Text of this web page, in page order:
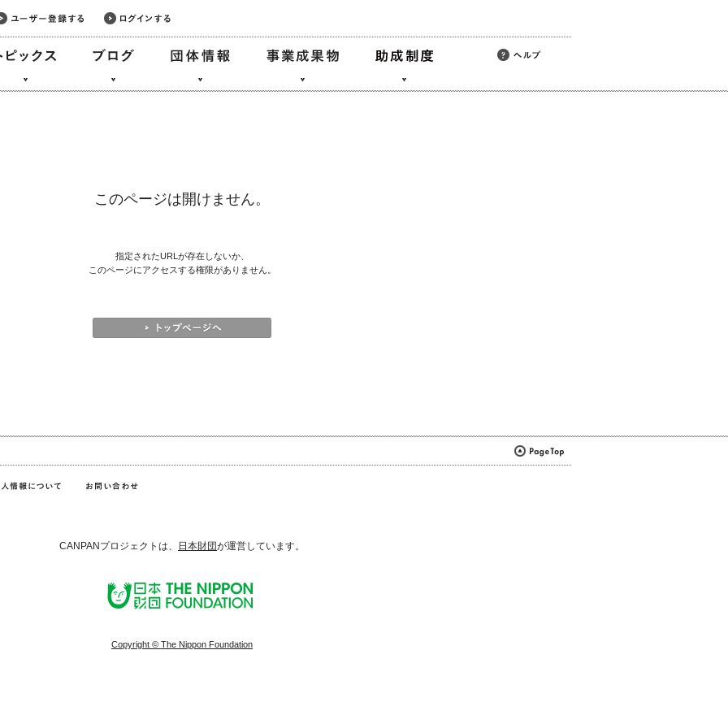
このページは開けません。
指定されたURLが存在しないか、
このページにアクセスする権限がありません。
CANPANプロジェクトは、 日本財団が運営しています。
Copyright © The Nippon Foundation